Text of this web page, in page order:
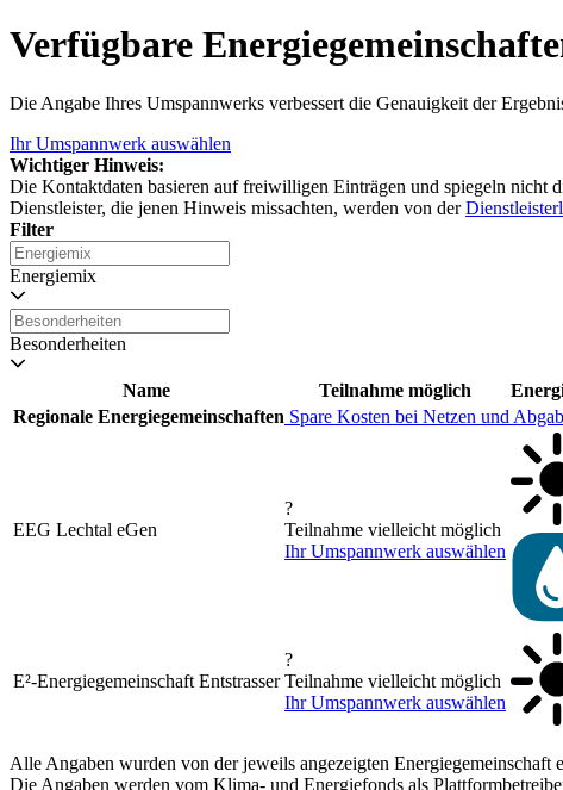
Verfügbare
Die Angabe Ihres Umspannwerks verbessert die Genauigkeit der
Ihr Umspannwerk auswählen
Wichtiger Hinweis:
Die Kontaktdaten basieren auf freiwilligen Einträgen und spiegeln nicht
Dienstleister, die jenen Hinweis missachten, werden von der
Filter
Energiemix
Besonderheiten
Name Teilnahme möglich
Regionale Energiegemeinschaften Spare Kosten bei Netzen und
EEG Lechtal eGen
?
Teilnahme vielleicht möglich
Ihr Umspannwerk auswählen
E²-Energiegemeinschaft Entstrasser
?
Teilnahme vielleicht möglich
Ihr Umspannwerk auswählen
Alle Angaben wurden von der jeweils angezeigten Energiegemeinschaft
Die Angaben werden vom Klima- und Energiefonds als